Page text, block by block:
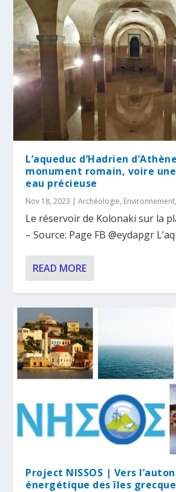
L’aqueduc d’Hadrien
monument romain, voire
eau précieuse
Nov 18, 2023 |Archéologie, Environnement,
Le réservoir de Kolonaki sur la
– Source: Page FB @eydapgr
READ MORE
Project NISSOS | Vers
énergétique des îles